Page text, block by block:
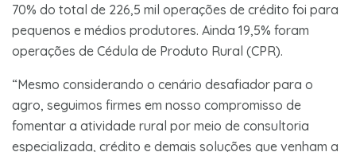
70% do total de 226,5 mil operações de crédito foi para
pequenos e médios produtores. Ainda 19,5% foram
operações de Cédula de Produto Rural (CPR).
“Mesmo considerando o cenário desafiador para o
agro, seguimos firmes em nosso compromisso de
fomentar a atividade rural por meio de consultoria
especializada, crédito e demais soluções que venham a